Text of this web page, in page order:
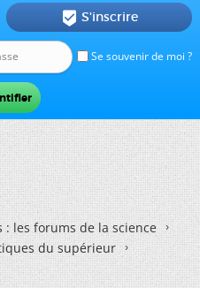
Se souvenir de moi ?
 S'inscrire
: les forums de la science
du supérieur